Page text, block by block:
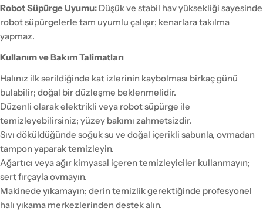
Robot Süpürge Uyumu: Düşük ve stabil hav yüksekliği sayesinde
robot süpürgelerle tam uyumlu çalışır; kenarlara takılma
yapmaz.
Kullanım ve Bakım Talimatları
Halınız ilk serildiğinde kat izlerinin kaybolması birkaç günü
bulabilir; doğal bir düzleşme beklenmelidir.
Düzenli olarak elektrikli veya robot süpürge ile
temizleyebilirsiniz; yüzey bakımı zahmetsizdir.
Sıvı döküldüğünde soğuk su ve doğal içerikli sabunla, ovmadan
tampon yaparak temizleyin.
Ağartıcı veya ağır kimyasal içeren temizleyiciler kullanmayın;
sert fırçayla ovmayın.
Makinede yıkamayın; derin temizlik gerektiğinde profesyonel
halı yıkama merkezlerinden destek alın.